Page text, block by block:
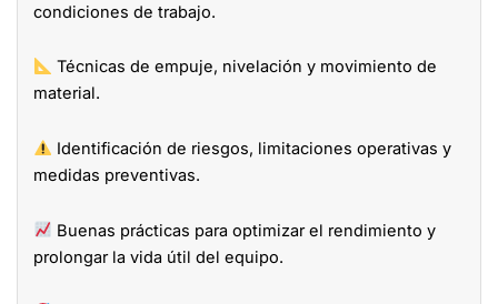
condiciones de trabajo.
Técnicas de empuje, nivelación y movimiento de
material.
Identificación de riesgos, limitaciones operativas y
medidas preventivas.
Buenas prácticas para optimizar el rendimiento y
prolongar la vida útil del equipo.